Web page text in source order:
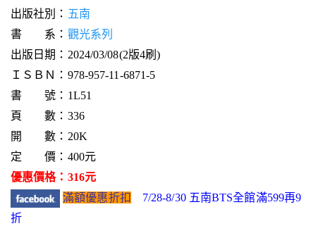
出版社別： 五南
書 系： 觀光系列
出版日期：2024/03/08(2版4刷)
ＩＳＢＮ：978-957-11-6871-5
書 號：1L51
頁 數：336
開 數：20K
定 價：400元
優惠價格：316元
滿額優惠折扣
7/28-8/30 五南BTS全館滿599再9
折